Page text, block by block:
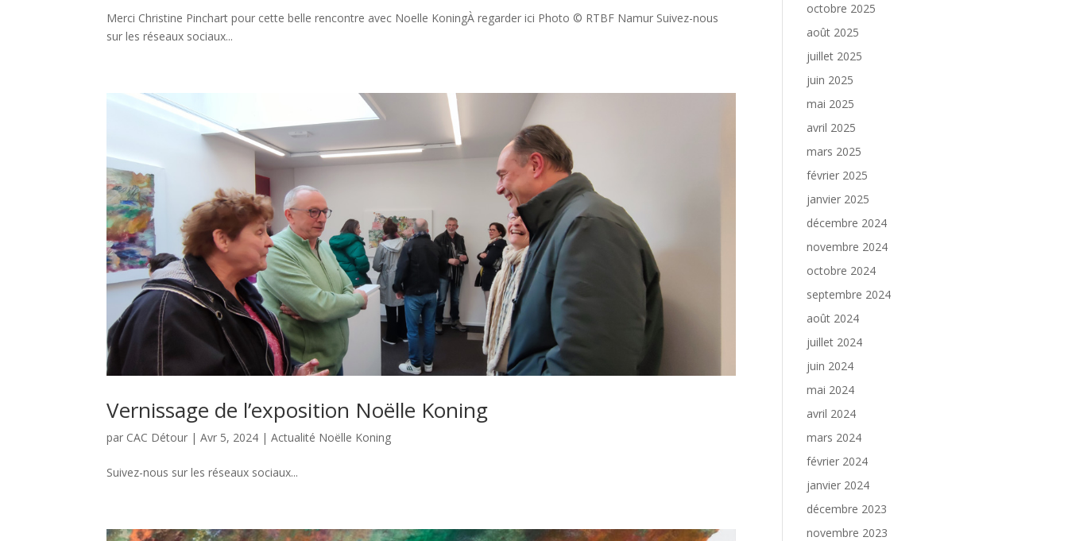
Merci Christine Pinchart pour cette belle rencontre avec Noelle KoningÀ regarder ici Photo © RTBF Namur Suivez-nous
sur les réseaux sociaux...
Vernissage de l’exposition Noëlle Koning
par CAC Détour |Avr 5, 2024 |Actualité Noëlle Koning
Suivez-nous sur les réseaux sociaux...
octobre 2025
août 2025
juillet 2025
juin 2025
mai 2025
avril 2025
mars 2025
février 2025
janvier 2025
décembre 2024
novembre 2024
octobre 2024
septembre 2024
août 2024
juillet 2024
juin 2024
mai 2024
avril 2024
mars 2024
février 2024
janvier 2024
décembre 2023
novembre 2023